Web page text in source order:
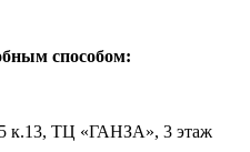
способом:
к.13, ТЦ «ГАНЗА», 3 этаж